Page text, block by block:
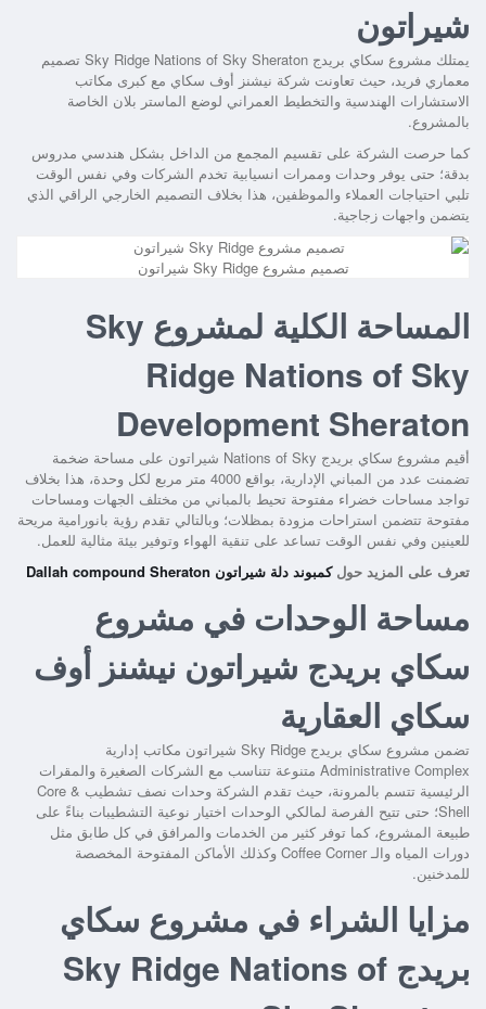
شيراتون
يمتلك مشروع سكاي بريدج Sky Ridge Nations of Sky Sheraton
تصميم
معماري فريد، حيث تعاونت شركة نيشنز أوف سكاي مع كبرى مكاتب
الاستشارات الهندسية والتخطيط العمراني لوضع الماستر بلان الخاصة
بالمشروع.
كما حرصت الشركة على تقسيم المجمع من الداخل بشكل هندسي مدروس
بدقة؛ حتى يوفر وحدات وممرات انسيابية تخدم الشركات وفي نفس الوقت
تلبي احتياجات العملاء والموظفين، هذا بخلاف التصميم الخارجي الراقي الذي
يتضمن واجهات زجاجية.
تصميم مشروع ‏Sky Ridge شيراتون
المساحة الكلية لمشروع Sky
Ridge Nations of Sky
Development Sheraton
أقيم مشروع سكاي بريدج Nations of Sky شيراتون
على مساحة ضخمة
تضمنت عدد من المباني الإدارية، بواقع 4000 متر مربع لكل وحدة، هذا بخلاف
تواجد مساحات خضراء مفتوحة تحيط بالمباني من مختلف الجهات ومساحات
مفتوحة تتضمن استراحات مزودة بمظلات؛ وبالتالي تقدم رؤية بانورامية مريحة
للعينين وفي نفس الوقت تساعد على تنقية الهواء وتوفير بيئة مثالية للعمل.
تعرف على المزيد حول كمبوند دلة شيراتون Dallah compound Sheraton
مساحة الوحدات في مشروع
سكاي بريدج شيراتون نيشنز أوف
سكاي العقارية
تضمن مشروع سكاي بريدج Sky Ridge شيراتون
مكاتب إدارية
Administrative Complex متنوعة تتناسب مع الشركات الصغيرة والمقرات
الرئيسية تتسم بالمرونة، حيث تقدم الشركة وحدات نصف تشطيب Core &
Shell؛ حتى تتيح الفرصة لمالكي الوحدات اختيار نوعية التشطيبات بناءً على
طبيعة المشروع، كما توفر كثير من الخدمات والمرافق في كل طابق مثل
دورات المياه والـ Coffee Corner وكذلك الأماكن المفتوحة المخصصة
للمدخنين.
مزايا الشراء في مشروع سكاي
بريدج Sky Ridge Nations of